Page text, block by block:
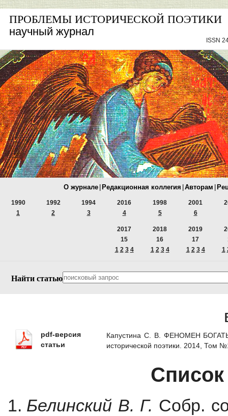
ПРОБЛЕМЫ ИСТОРИЧЕСКОЙ ПОЭТИКИ
научный журнал
ISSN
О журнале Редакционная коллегия Авторам
1990
1
1992
2
1994
3
2016
4
1998
5
2001
6
2017
15
1 2 3 4
2018
16
1 2 3 4
2019
17
1 2 3 4
1
Найти статью
pdf-версия
статьи
Капустина С. В. ФЕНОМЕН
исторической поэтики. 2014, Том
Белинский В. Г. Собр.